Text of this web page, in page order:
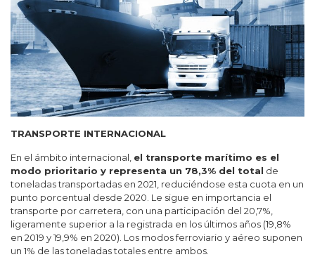
TRANSPORTE INTERNACIONAL
En el ámbito internacional, el transporte marítimo es el
modo prioritario y representa un 78,3% del total de
toneladas transportadas en 2021, reduciéndose esta cuota en un
punto porcentual desde 2020. Le sigue en importancia el
transporte por carretera, con una participación del 20,7%,
ligeramente superior a la registrada en los últimos años (19,8%
en 2019 y 19,9% en 2020). Los modos ferroviario y aéreo suponen
un 1% de las toneladas totales entre ambos.